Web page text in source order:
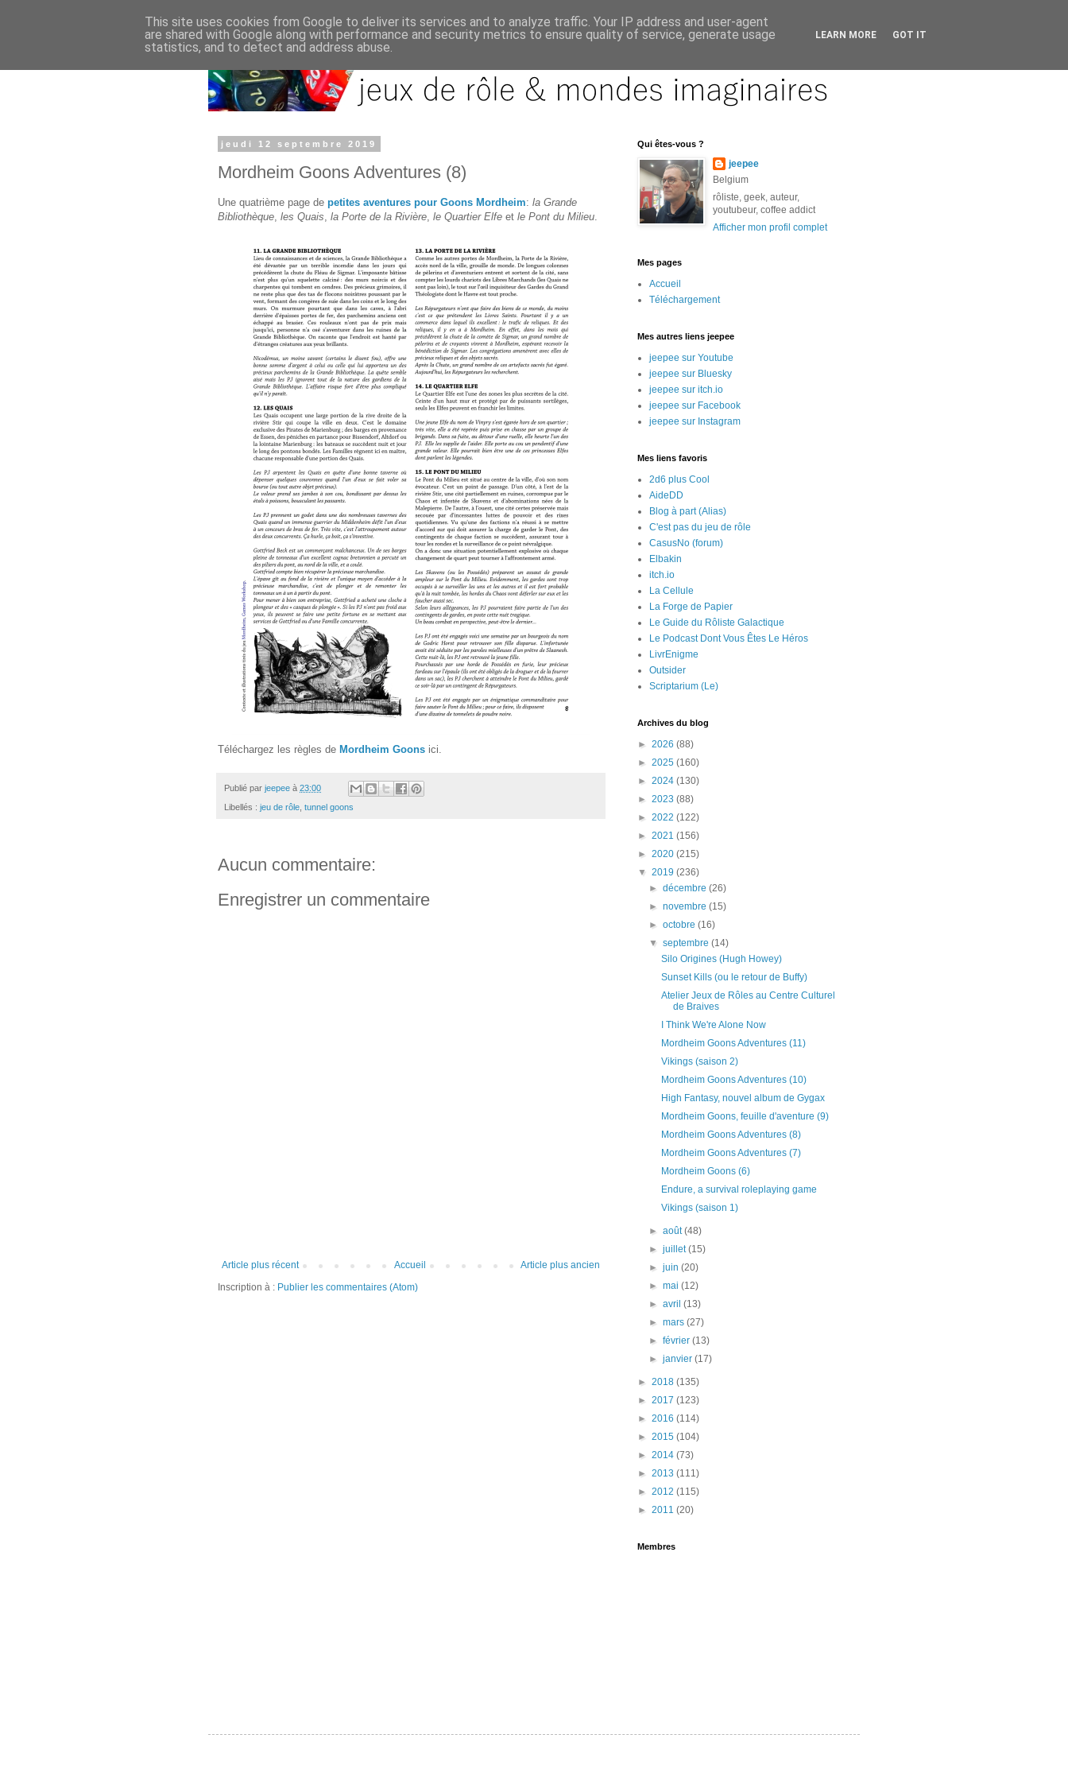
jeudi 12 septembre 2019
Mordheim Goons Adventures (8)
Une quatrième page de petites aventures pour Goons Mordheim: la Grande
Bibliothèque les Quais la Porte de la Rivière le Quartier Elfe et le Pont du Milieu
Téléchargez les règles de Mordheim Goons ici.
Publié par jeepee à 23:00
Libellés : jeu de rôle tunnel goons
Aucun commentaire:
Enregistrer un commentaire
Article plus récent Article plus ancien
Accueil
Inscription à : Publier les commentaires (Atom)
Qui êtes-vous ?
jeepee
Belgium
rôliste, geek, auteur,
youtubeur, coffee addict
Afficher mon profil complet
Mes pages
Accueil
Téléchargement
Mes autres liens jeepee
jeepee sur Youtube
jeepee sur Bluesky
jeepee sur itch.io
jeepee sur Facebook
jeepee sur Instagram
Mes liens favoris
2d6 plus Cool
AideDD
Blog à part (Alias)
C'est pas du jeu de rôle
CasusNo (forum)
Elbakin
itch.io
La Cellule
La Forge de Papier
Le Guide du Rôliste Galactique
Le Podcast Dont Vous Êtes Le Héros
LivrEnigme
Outsider
Scriptarium (Le)
Archives du blog
► 2026 (88)
► 2025 (160)
► 2024 (130)
► 2023 (88)
► 2022 (122)
► 2021 (156)
► 2020 (215)
▼ 2019 (236)
►décembre(26)
►novembre(15)
►octobre(16)
▼septembre(14)
Silo Origines (Hugh Howey)
Sunset Kills (ou le retour de Buffy)
Atelier Jeux de Rôles au Centre Culturel
de Braives
I Think We're Alone Now
Mordheim Goons Adventures (11)
Vikings (saison 2)
Mordheim Goons Adventures (10)
High Fantasy, nouvel album de Gygax
Mordheim Goons, feuille d'aventure (9)
Mordheim Goons Adventures (8)
Mordheim Goons Adventures (7)
Mordheim Goons (6)
Endure, a survival roleplaying game
Vikings (saison 1)
►août(48)
►juillet(15)
►juin(20)
►mai(12)
►avril(13)
►mars(27)
►février(13)
►janvier(17)
► 2018 (135)
► 2017 (123)
► 2016 (114)
► 2015 (104)
► 2014 (73)
► 2013 (111)
► 2012 (115)
► 2011 (20)
Membres
This site uses cookies from Google to deliver its services and to analyze traffic. Your IP address and user-agent
are shared with Google along with performance and security metrics to ensure quality of service, generate usage
statistics, and to detect and address abuse.
LEARN MORE GOT IT